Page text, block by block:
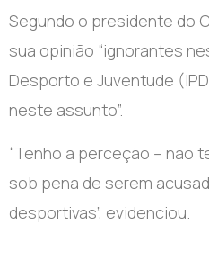
Segundo o presidente do
sua opinião “ignorantes
Desporto e Juventude
neste assunto”.
“Tenho a perceção – não
sob pena de serem
desportivas”, evidenciou.